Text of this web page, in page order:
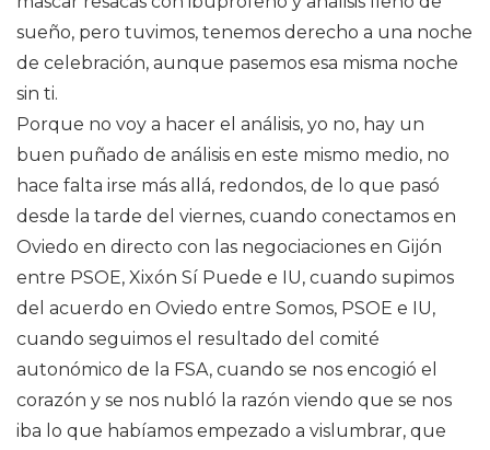
sueño, pero tuvimos, tenemos derecho a una noche
de celebración, aunque pasemos esa misma noche
sin ti.
Porque no voy a hacer el análisis, yo no, hay un
buen puñado de análisis en este mismo medio, no
hace falta irse más allá, redondos, de lo que pasó
desde la tarde del viernes, cuando conectamos en
Oviedo en directo con las negociaciones en Gijón
entre PSOE, Xixón Sí Puede e IU, cuando supimos
del acuerdo en Oviedo entre Somos, PSOE e IU,
cuando seguimos el resultado del comité
autonómico de la FSA, cuando se nos encogió el
corazón y se nos nubló la razón viendo que se nos
iba lo que habíamos empezado a vislumbrar, que